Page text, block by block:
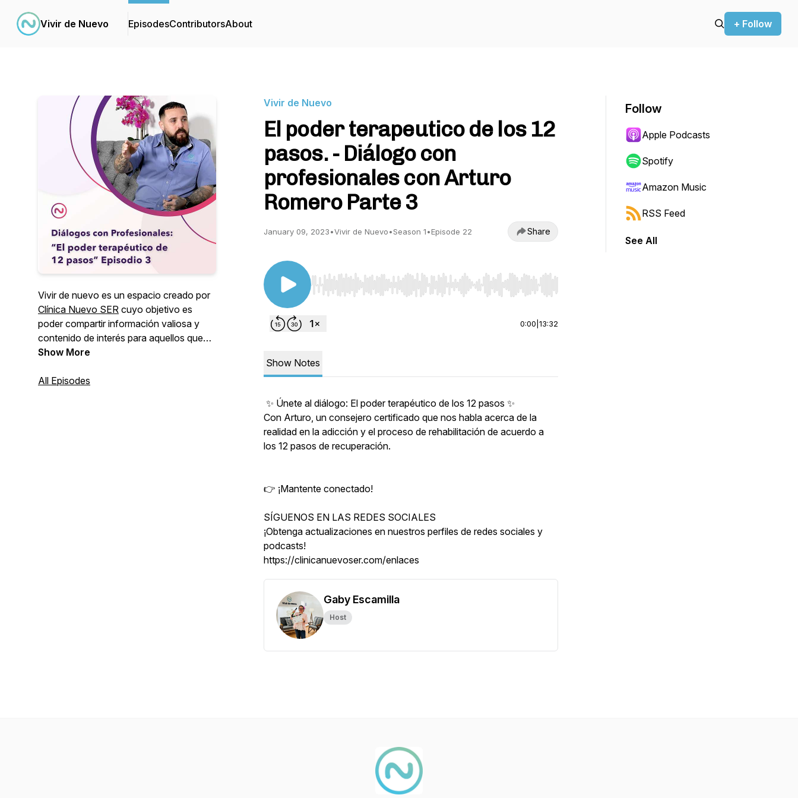
Vivir de Nuevo EpisodesContributorsAbout + Follow
Vivir de nuevo es un espacio creado por
Clínica Nuevo SER cuyo objetivo es
poder compartir información valiosa y
contenido de interés para aquellos que
atraviesan por problemas relacionados
entrevistas con especialistas y
Show More
All Episodes
Vivir de Nuevo
El poder terapeutico de los 12
pasos. - Diálogo con
profesionales con Arturo
Romero Parte 3
January 09, 2023•Vivir de Nuevo•Season 1•Episode 22 Share
Use Left/Right to seek, Home/End to jump to start or end. Hold shift to jump forward or backward.
0:00 13:32
Show Notes
✨ Únete al diálogo: El poder terapéutico de los 12 pasos ✨
Con Arturo, un consejero certificado que nos habla acerca de la
realidad en la adicción y el proceso de rehabilitación de acuerdo a
los 12 pasos de recuperación.
👉 ¡Mantente conectado!
SÍGUENOS EN LAS REDES SOCIALES
¡Obtenga actualizaciones en nuestros perfiles de redes sociales y
podcasts!
https://clinicanuevoser.com/enlaces
Gaby Escamilla
Host
Follow
Apple Podcasts
Spotify
Amazon Music
RSS Feed
See All